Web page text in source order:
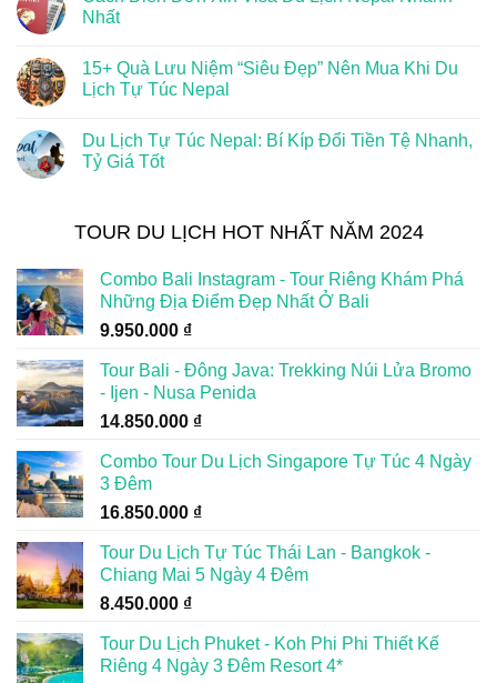
Nhất
15+ Quà Lưu Niệm “Siêu Đẹp” Nên Mua Khi Du
Lịch Tự Túc Nepal
Du Lịch Tự Túc Nepal: Bí Kíp Đổi Tiền Tệ Nhanh,
Tỷ Giá Tốt
TOUR DU LỊCH HOT NHẤT NĂM 2024
Combo Bali Instagram - Tour Riêng Khám Phá
Những Địa Điểm Đẹp Nhất Ở Bali
9.950.000 ₫
Tour Bali - Đông Java: Trekking Núi Lửa Bromo
- Ijen - Nusa Penida
14.850.000 ₫
Combo Tour Du Lịch Singapore Tự Túc 4 Ngày
3 Đêm
16.850.000 ₫
Tour Du Lịch Tự Túc Thái Lan - Bangkok -
Chiang Mai 5 Ngày 4 Đêm
8.450.000 ₫
Tour Du Lịch Phuket - Koh Phi Phi Thiết Kế
Riêng 4 Ngày 3 Đêm Resort 4*